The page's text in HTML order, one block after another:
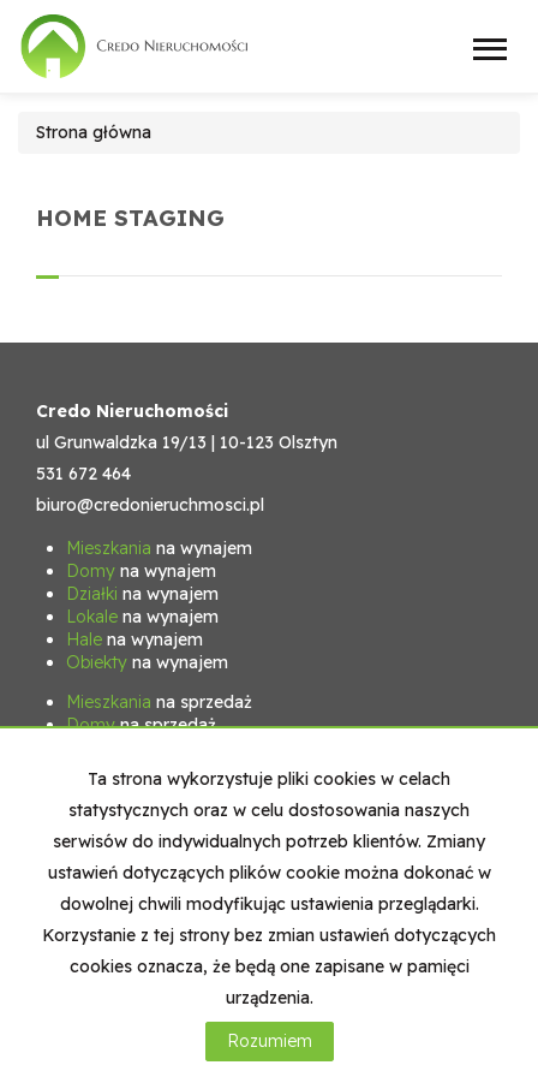
Strona główna
HOME STAGING
Credo Nieruchomości
ul Grunwaldzka 19/13 | 10-123 Olsztyn
531 672 464
biuro@credonieruchmosci.pl
Mieszkania na wynajem
Domy na wynajem
Działki na wynajem
Lokale na wynajem
Hale na wynajem
Obiekty na wynajem
Mieszkania na sprzedaż
Domyna sprzedaż
Lokalena sprzedaż
na sprzedaż
Obiektyna sprzedaż
Strona główna Nasz zespół Kontakt Kup Sprzedaj
2026 Program dla biur nieruchomości Galactica
Ta strona wykorzystuje pliki cookies w celach
statystycznych oraz w celu dostosowania naszych
serwisów do indywidualnych potrzeb klientów. Zmiany
ustawień dotyczących plików cookie można dokonać w
dowolnej chwili modyfikując ustawienia przeglądarki.
Korzystanie z tej strony bez zmian ustawień dotyczących
cookies oznacza, że będą one zapisane w pamięci
urządzenia.
Rozumiem